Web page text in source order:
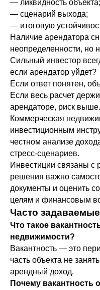
— ликвидность объекта;
— сценарий выхода;
— итоговую
Наличие арендатора
неопределенности, но
Сильный инвестор
если арендатор уйдет?
Если ответ понятен,
Если весь расчет
арендаторе, риск выше.
Коммерческая
инвестиционным
честном анализе
стресс-сценариев.
Инвестиции связаны с
решения важно
документы и оценить
целям и финансовым
Часто
Что такое
недвижимости?
Вакантность — это
часть объекта не
арендный доход.
Почему вакантность